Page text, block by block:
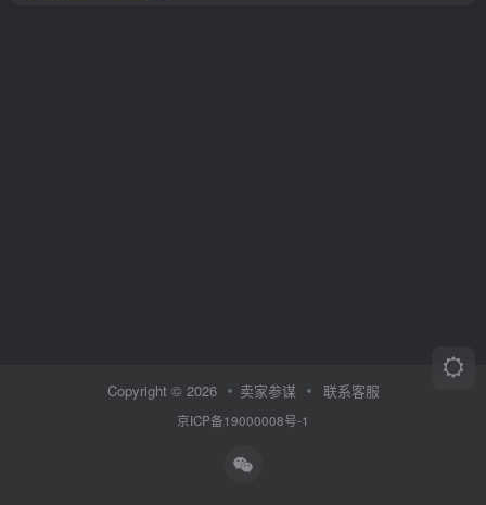
Copyright © 2026 卖家参谋 联系客服
京ICP备19000008号-1